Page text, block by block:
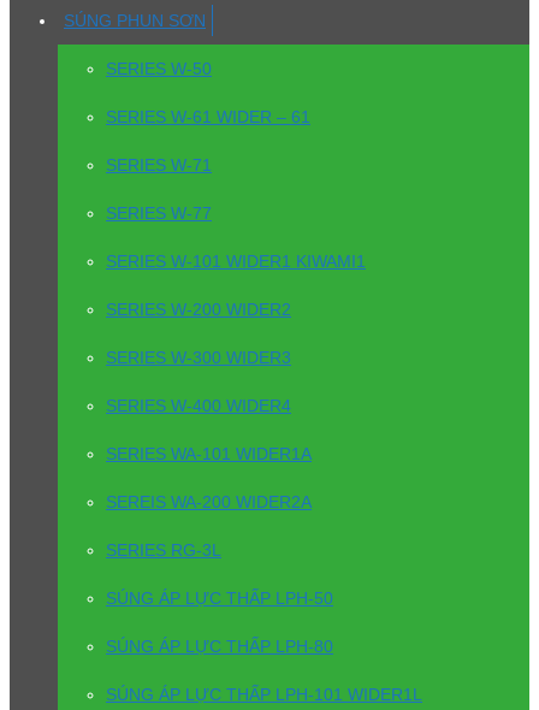
SÚNG PHUN SƠN
SERIES W-50
SERIES W-61 WIDER – 61
SERIES W-71
SERIES W-77
SERIES W-101 WIDER1 KIWAMI1
SERIES W-200 WIDER2
SERIES W-300 WIDER3
SERIES W-400 WIDER4
SERIES WA-101 WIDER1A
SEREIS WA-200 WIDER2A
SERIES RG-3L
SÚNG ÁP LỰC THẤP LPH-50
SÚNG ÁP LỰC THẤP LPH-80
SÚNG ÁP LỰC THẤP LPH-101 WIDER1L